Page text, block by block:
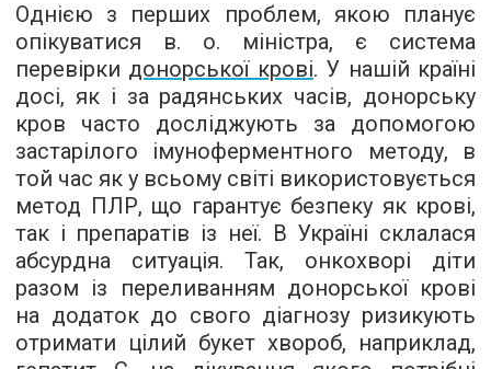
Однією з перших проблем, якою планує
опікуватися в. о. міністра, є система
перевірки донорської крові. У нашій країні
досі, як і за радянських часів, донорську
кров часто досліджують за допомогою
застарілого імуноферментного методу, в
той час як у всьому світі використовується
метод ПЛР, що гарантує безпеку як крові,
так і препаратів із неї. В Україні склалася
абсурдна ситуація. Так, онкохворі діти
разом із переливанням донорської крові
на додаток до свого діагнозу ризикують
отримати цілий букет хвороб, наприклад,